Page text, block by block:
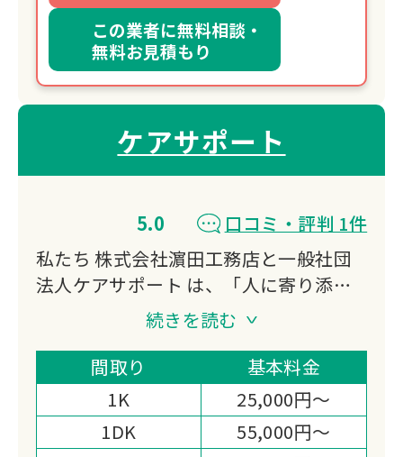
この業者に無料相談・
無料お見積もり
ケアサポート
5.0
口コミ・評判 1件
私たち 株式会社濵田工務店と一般社団
法人ケアサポート は、「人に寄り添
い、暮らしに寄り添う存在でありたい」
という想いを胸に、地域に根差したサー
ビスを大切に育んでまいりました。
終活相談や遺品整理、特殊清掃、リフォ
ーム、日々の暮らしのサポートまで──
ご依頼のひとつひとつには、その方の人
続きを読む
間取り
基本料金
1K
25,000円～
1DK
55,000円～